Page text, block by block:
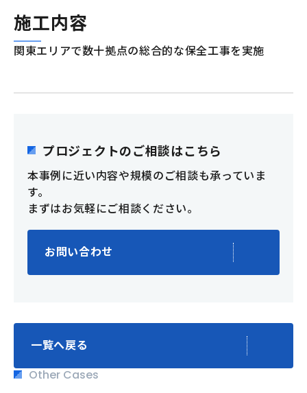
施工内容
関東エリアで数十拠点の総合的な保全工事を実施
プロジェクトのご相談はこちら
本事例に近い内容や規模のご相談も承っていま
す。
まずはお気軽にご相談ください。
お問い合わせ
一覧へ戻る
Other Cases